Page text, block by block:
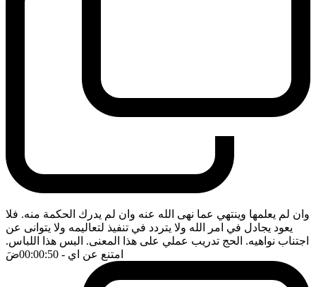
وان لم يعلمها وينتهي عما نهى الله عنه وان لم يدرك الحكمة منه. فلا
يعود يجادل في امر الله ولا يتردد في تنفيذ لتعاليمه ولا يتوانى عن
اجتناب نواهيه. الحج تدريب عملي على هذا المعنى. البس هذا اللباس.
امتنع عن اي - 00:00:50 ضَ